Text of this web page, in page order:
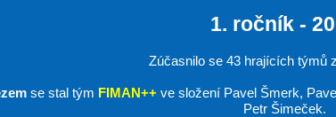
1. ročník -
Zúčasnilo se 43 hrajících týmů
se stal tým FIMAN++ve složení Pavel Šmerk,
Petr Šimeček.